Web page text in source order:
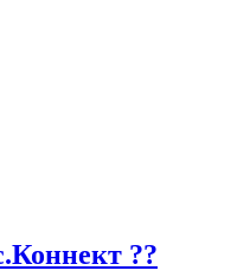
??